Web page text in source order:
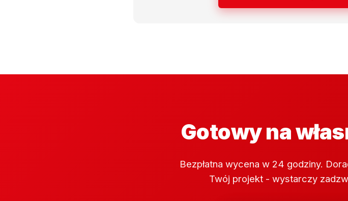
Gotowy na
Bezpłatna wycena w 24 godziny.
Twój projekt - wystarczy